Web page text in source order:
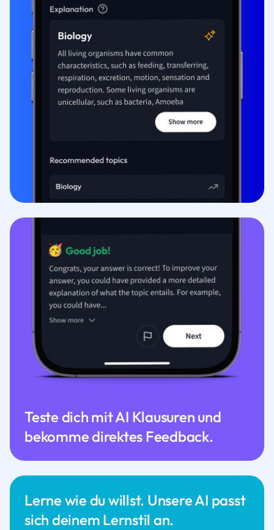
Lerne wie du willst. Unsere AI passt
sich deinem Lernstil an.
Teste dich mit AI Klausuren und
bekomme direktes Feedback.